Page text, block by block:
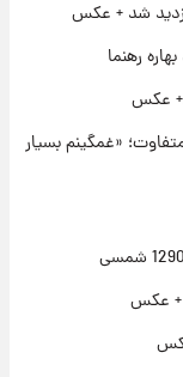
تمجید از حردانی به
شد
رهنما
عکس
«غمگینم بسیار
+ عکس